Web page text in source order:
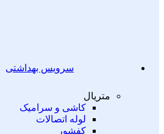
سرویس بهداشتی
متریال
کاشی و سرامیک
لوله اتصالات
کفشور